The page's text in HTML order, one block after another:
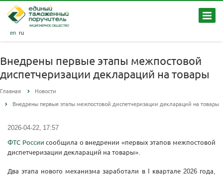
en ru
Внедрены первые этапы межпостовой
диспетчеризации деклараций на товары
Главная
Новости
Внедрены первые этапы межпостовой диспетчеризации деклараций на товары
2026-04-22, 17:57
ФТС России сообщила о внедрении «первых этапов межпостовой
диспетчеризации деклараций на товары».
Два этапа нового механизма заработали в I квартале 2026 года,